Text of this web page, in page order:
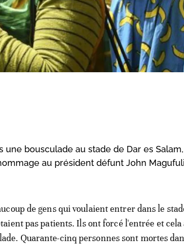
bousculade au stade de Dar es
au président défunt John
de gens qui voulaient entrer dans le
pas patients. Ils ont forcé l'entrée et cela
Quarante-cinq personnes sont mortes